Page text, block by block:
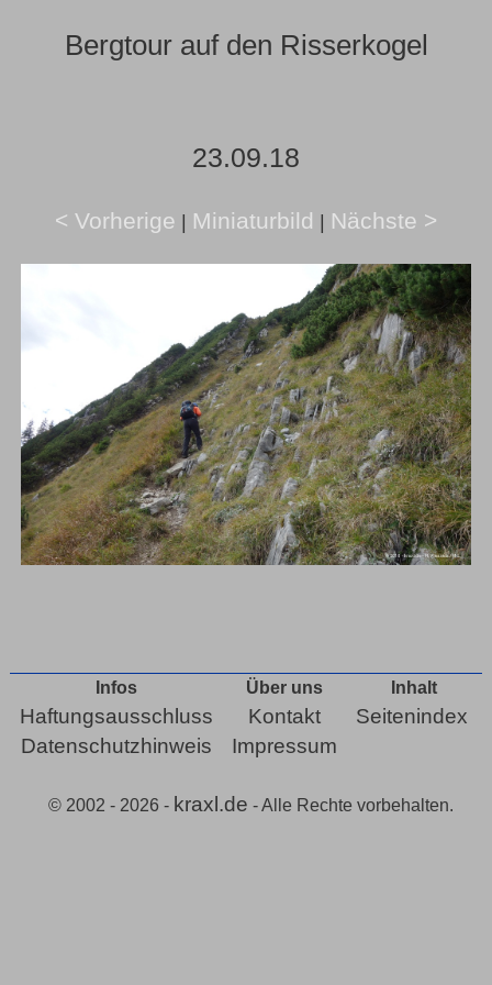
Bergtour auf den Risserkogel
23.09.18
< Vorherige | Miniaturbild | Nächste >
Infos
Haftungsausschluss
Datenschutzhinweis
Über uns
Kontakt
Impressum
Inhalt
Seitenindex
© 2002 - 2026 - kraxl.de - Alle Rechte vorbehalten.